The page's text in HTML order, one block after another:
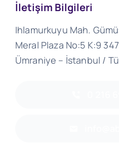
İletişim Bilgileri
Ihlamurkuyu Mah.
Meral Plaza No:5 K:9
Ümraniye – İstanbul /